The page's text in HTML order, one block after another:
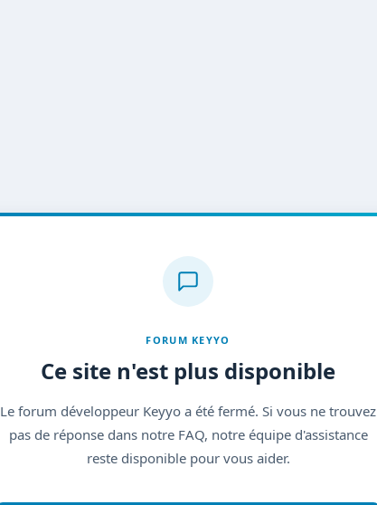
FORUM KEYYO
Ce site n'est plus disponible
Le forum développeur Keyyo a été fermé. Si vous ne trouvez
pas de réponse dans notre FAQ, notre équipe d'assistance
reste disponible pour vous aider.